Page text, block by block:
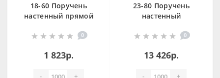
18-60 Поручень
настенный прямой
0
1 823р.
- +
23-80 Поручень
настенный
усиленный с
туалетной бумаги
0
13 426р.
- +